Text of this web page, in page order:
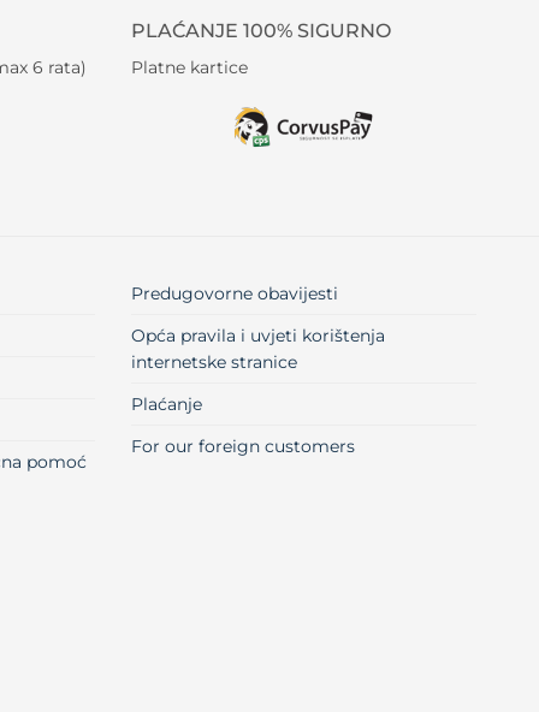
6 rata)
PLAĆANJE 100% SIGURNO
Platne kartice
pomoć
Predugovorne obavijesti
Opća pravila i uvjeti korištenja
internetske stranice
Plaćanje
For our foreign customers